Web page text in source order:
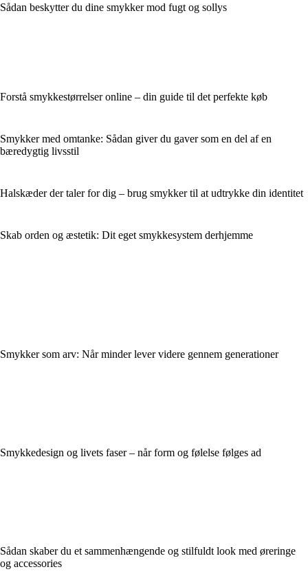
Sådan beskytter du dine smykker mod fugt og sollys
Forstå smykkestørrelser online – din guide til det perfekte køb
Smykker med omtanke: Sådan giver du gaver som en del af en
bæredygtig livsstil
Halskæder der taler for dig – brug smykker til at udtrykke din identitet
Skab orden og æstetik: Dit eget smykkesystem derhjemme
Smykker som arv: Når minder lever videre gennem generationer
Smykkedesign og livets faser – når form og følelse følges ad
Sådan skaber du et sammenhængende og stilfuldt look med øreringe
og accessories